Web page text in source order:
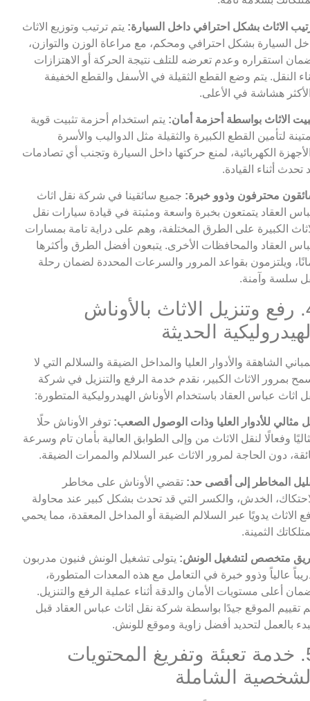
الاثاث بشكل احترافي داخل السيارة: يتم ترتيب وتوزيع الاثاث
السيارة بشكل احترافي ومحكم، مع مراعاة الوزن والتوازن،
استقراره وعدم تعرضه للتلف نتيجة الحركة أو الاهتزازات
النقل. يتم وضع القطع الثقيلة في الأسفل والقطع الخفيفة
هشاشة في الأعلى.
الاثاث بواسطة أحزمة أمان: يتم استخدام أحزمة تثبيت قوية
لتأمين القطع الكبيرة والثقيلة مثل الدواليب والأسرة
الكهربائية، لمنع حركتها داخل السيارة وتجنب أي تصادمات
تحدث أثناء القيادة.
محترفون وذوو خبرة: جميع سائقينا في شركة نقل اثاث
العقاد يتمتعون بخبرة واسعة ومثبتة في قيادة سيارات نقل
الكبيرة على الطرق المختلفة، وهم على دراية تامة بمسارات
العقاد والمحافظات الأخرى. يتبعون أفضل الطرق وأكثرها
ويلتزمون بقواعد المرور والسرعات المحددة لضمان رحلة
سلسة وآمنة.
4. رفع وتنزيل الاثاث بالأوناش
الحديثة
الشاهقة والأدوار العليا والمداخل الضيقة والسلالم التي لا
بمرور الاثاث الكبير، نقدم خدمة الرفع والتنزيل في شركة
اثاث عباس العقاد باستخدام الأوناش الهيدروليكية المتطورة:
مثالي للأدوار العليا وذات الوصول الصعب: توفر الأوناش حلًا
وفعالًا لنقل الاثاث من وإلى الطوابق العالية بأمان تام وسرعة
دون الحاجة لمرور الاثاث عبر السلالم والممرات الضيقة.
المخاطر إلى أقصى حد: تقضي الأوناش على مخاطر
الخدش، والكسر التي قد تحدث بشكل كبير عند محاولة
الاثاث يدويًا عبر السلالم الضيقة أو المداخل المعقدة، مما يحمي
الثمينة.
متخصص لتشغيل الونش: يتولى تشغيل الونش فنيون مدربون
عالياً وذوو خبرة في التعامل مع هذه المعدات المتطورة،
أعلى مستويات الأمان والدقة أثناء عملية الرفع والتنزيل.
تقييم الموقع جيدًا بواسطة شركة نقل اثاث عباس العقاد قبل
بالعمل لتحديد أفضل زاوية وموقع للونش.
5. خدمة تعبئة وتفريغ المحتويات
الشاملة